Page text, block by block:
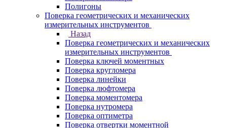
Полигоны
Поверка геометрических и механических
измерительных инструментов
Назад
Поверка геометрических и механических
измерительных инструментов
Поверка ключей моментных
Поверка кругломера
Поверка линейки
Поверка люфтомера
Поверка моментомера
Поверка нутромера
Поверка оптиметра
Поверка отвертки моментной